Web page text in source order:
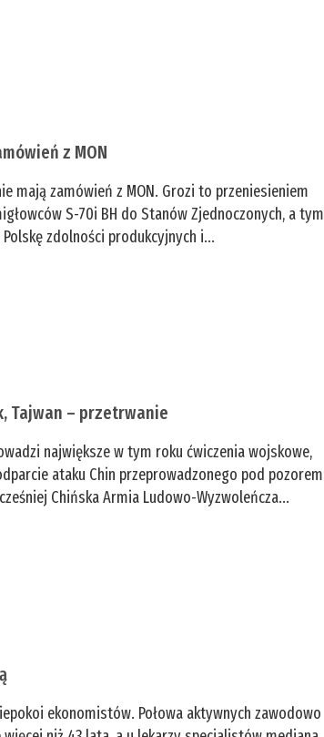
z MON
mają zamówień z MON. Grozi to przeniesieniem
S-70i BH do Stanów Zjednoczonych, a tym
zdolności produkcyjnych i...
Tajwan – przetrwanie
największe w tym roku ćwiczenia wojskowe,
ataku Chin przeprowadzonego pod pozorem
Chińska Armia Ludowo-Wyzwoleńcza...
ekonomistów. Połowa aktywnych zawodowo